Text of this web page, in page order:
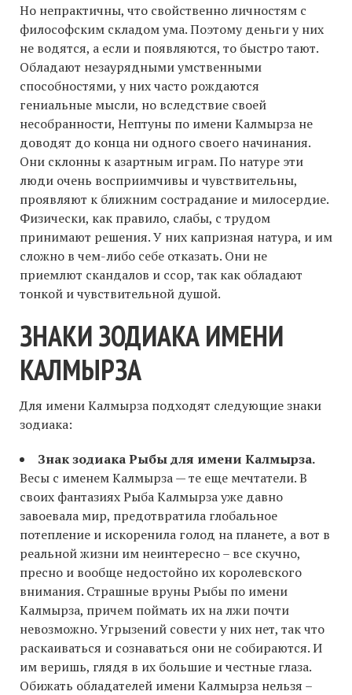
Но непрактичны, что свойственно личностям с
философским складом ума. Поэтому деньги у них
не водятся, а если и появляются, то быстро тают.
Обладают незаурядными умственными
способностями, у них часто рождаются
гениальные мысли, но вследствие своей
несобранности, Нептуны по имени Калмырза не
доводят до конца ни одного своего начинания.
Они склонны к азартным играм. По натуре эти
люди очень восприимчивы и чувствительны,
проявляют к ближним сострадание и милосердие.
Физически, как правило, слабы, с трудом
принимают решения. У них капризная натура, и им
сложно в чем-либо себе отказать. Они не
приемлют скандалов и ссор, так как обладают
тонкой и чувствительной душой.
ЗНАКИ ЗОДИАКА ИМЕНИ
КАЛМЫРЗА
Для имени Калмырза подходят следующие знаки
зодиака:
Знак зодиака Рыбы для имени Калмырза.
Весы с именем Калмырза — те еще мечтатели. В
своих фантазиях Рыба Калмырза уже давно
завоевала мир, предотвратила глобальное
потепление и искоренила голод на планете, а вот в
реальной жизни им неинтересно – все скучно,
пресно и вообще недостойно их королевского
внимания. Страшные вруны Рыбы по имени
Калмырза, причем поймать их на лжи почти
невозможно. Угрызений совести у них нет, так что
раскаиваться и сознаваться они не собираются. И
им веришь, глядя в их большие и честные глаза.
Обижать обладателей имени Калмырза нельзя –